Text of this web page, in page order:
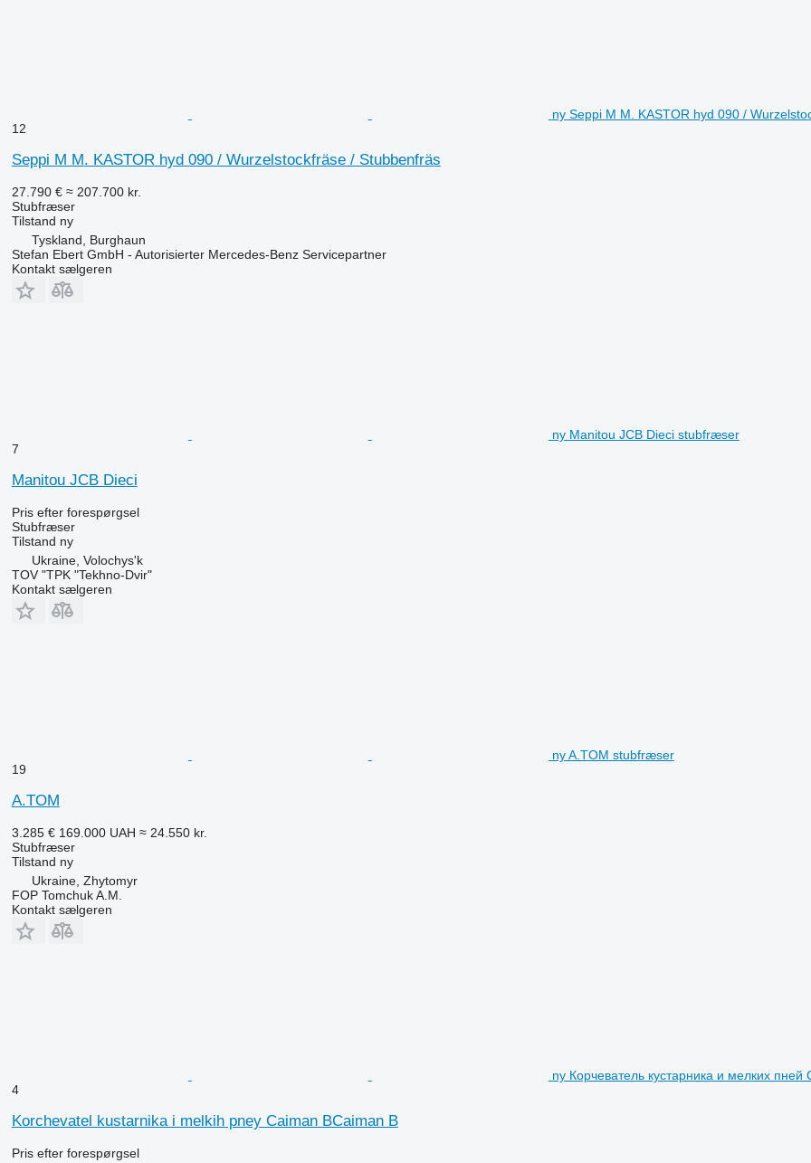
ny Seppi M M. KASTOR hyd 090 /
12
Seppi M M. KASTOR hyd 090 / Wurzelstockfräse / Stubbenfräs
27.790 € ≈ 207.700 kr.
Stubfræser
Tilstand ny
Tyskland, Burghaun
Stefan Ebert GmbH - Autorisierter Mercedes-Benz Servicepartner
Kontakt sælgeren
ny Manitou JCB Dieci stubfræser
7
Manitou JCB Dieci
Pris efter forespørgsel
Stubfræser
Tilstand ny
Ukraine, Volochys'k
TOV "TPK "Tekhno-Dvir"
Kontakt sælgeren
ny A.TOM stubfræser
19
A.TOM
3.285 € 169.000 UAH ≈ 24.550 kr.
Stubfræser
Tilstand ny
Ukraine, Zhytomyr
FOP Tomchuk A.M.
Kontakt sælgeren
ny Корчеватель кустарника и мелких
4
Korchevatel kustarnika i melkih pney Caiman BCaiman B
Pris efter forespørgsel